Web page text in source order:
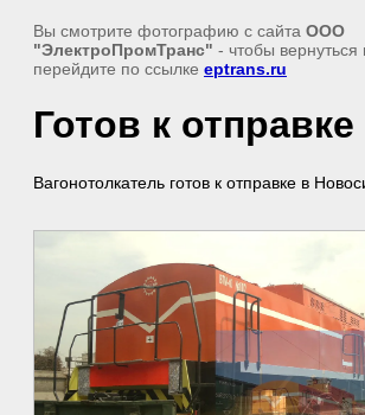
Вы смотрите фотографию с сайта ООО
"ЭлектроПромТранс" - чтобы вернуться
перейдите по ссылке eptrans.ru
Готов к отправке
Вагонотолкатель готов к отправке в